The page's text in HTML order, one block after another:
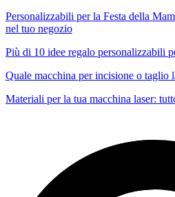
Personalizzabili per la Festa della
nel tuo negozio
Più di 10 idee regalo personalizzabili
Quale macchina per incisione o taglio
Materiali per la tua macchina laser: